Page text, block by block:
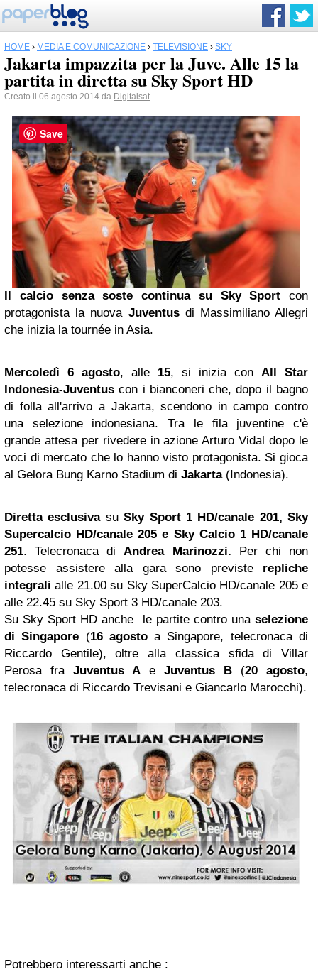
HOME › MEDIA E COMUNICAZIONE › TELEVISIONE › SKY
Jakarta impazzita per la Juve. Alle 15 la
partita in diretta su Sky Sport HD
Creato il 06 agosto 2014 da Digitalsat
Il calcio senza soste continua su Sky Sport con
protagonista la nuova Juventusdi Massimiliano Allegri
che inizia la tournée in Asia.
Mercoledì 6 agosto, alle 15, si inizia con All Star
Indonesia-Juventus con i bianconeri che, dopo il bagno
di folla all'arrivo a Jakarta, scendono in campo contro
una selezione indonesiana. Tra le fila juventine c'è
grande attesa per rivedere in azione Arturo Vidal dopo le
voci di mercato che lo hanno visto protagonista. Si gioca
al Gelora Bung Karno Stadium di Jakarta(Indonesia).
Diretta esclusivasuSky Sport 1 HD/canale 201, Sky
Supercalcio HD/canale 205 e Sky Calcio 1 HD/canale
251. Telecronaca diAndrea Marinozzi. Per chi non
potesse assistere alla gara sono previste repliche
integralialle 21.00 su Sky SuperCalcio HD/canale 205 e
alle 22.45 su Sky Sport 3 HD/canale 203.
Su Sky Sport HD anche le partite contro una selezione
di Singapore (16 agostoa Singapore, telecronaca di
Riccardo Gentile), oltre alla classica sfida di Villar
Perosa fra Juventus A e Juventus B (20 agosto,
telecronaca di Riccardo Trevisani e Giancarlo Marocchi).
Potrebbero interessarti anche :
Save